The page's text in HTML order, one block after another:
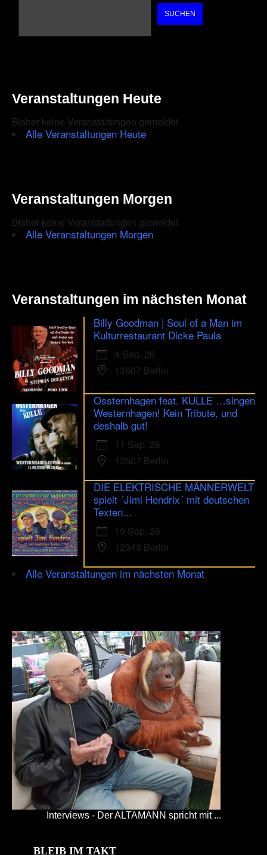
SUCHEN
Veranstaltungen Heute
Bisher keine Veranstaltungen gemeldet
Alle Veranstaltungen Heute
Veranstaltungen Morgen
Bisher keine Veranstaltungen gemeldet
Alle Veranstaltungen Morgen
Veranstaltungen im nächsten Monat
Billy Goodman | Soul of a Man im
Kulturrestaurant Dicke Paula
4 Sep. 26
13507 Berlin
Ossternhagen feat. KULLE …singen
Westernhagen! Kein Tribute, und
deshalb gut!
11 Sep. 26
13507 Berlin
DIE ELEKTRISCHE MÄNNERWELT
spielt ´Jimi Hendrix´ mit deutschen
Texten...
19 Sep. 26
12043 Berlin
Alle Veranstaltungen im nächsten Monat
Interviews - Der ALTAMANN spricht mit ...
BLEIB IM TAKT